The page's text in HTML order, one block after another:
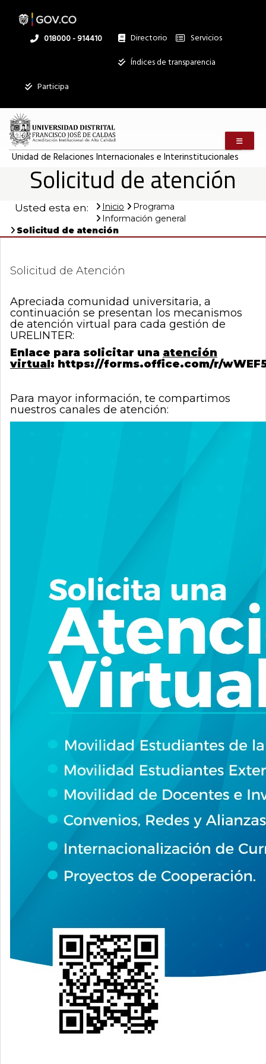
contenido
Linea
018000 - 914410 Directorio
Institucional
Servicios
Índices de transparencia
Participa
Unidad de Relaciones Internacionales e Interinstitucionales
Solicitud de atención
registros
Buscar:
Servicios
Ningún dato
disponible en
registros
total
registros
Anterior
Siguiente
Usted esta en: Inicio
Programa
Información general
Solicitud de atención
Solicitud de Atención
Apreciada comunidad universitaria, a
continuación se presentan los mecanismos
de atención virtual para cada gestión de
URELINTER:
Enlace para solicitar una atención
virtual: https://forms.office.com/r/
Para mayor información, te compartimos
nuestros canales de atención: